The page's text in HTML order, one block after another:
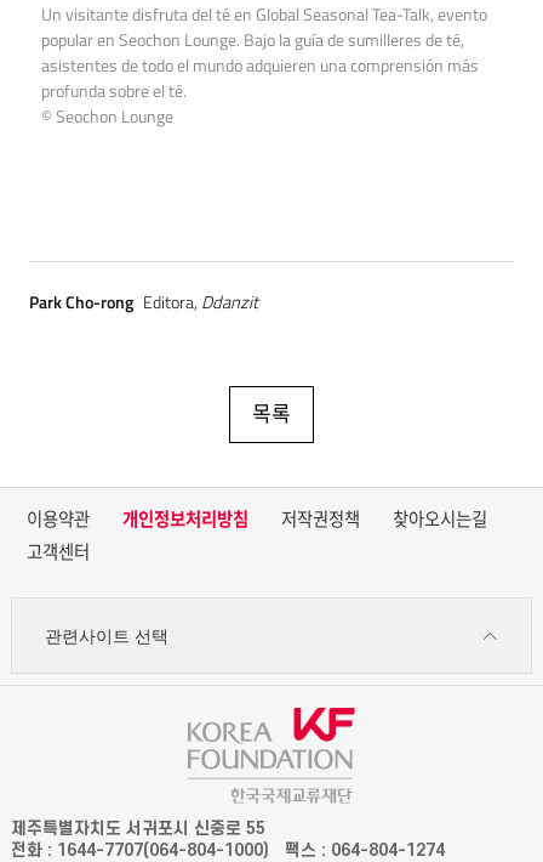
Un visitante disfruta del té en Global Seasonal Tea-Talk, evento
popular en Seochon Lounge. Bajo la guía de sumilleres de té,
asistentes de todo el mundo adquieren una comprensión más
profunda sobre el té.
© Seochon Lounge
Park Cho-rong Editora, Ddanzit
목록
이용약관 개인정보처리방침 저작권정책
찾아오시는길
고객센터
관련사이트 선택
제주특별자치도 서귀포시 신중로 55
전화 : 1644-7707(064-804-1000)
팩스 : 064-804-1274